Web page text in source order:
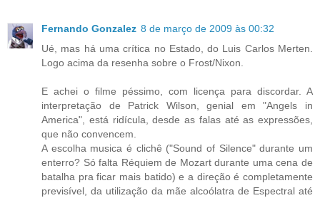
Fernando Gonzalez 8 de março de 2009 às 00:32
Ué, mas há uma crítica no Estado, do Luis Carlos Merten.
Logo acima da resenha sobre o Frost/Nixon.
E achei o filme péssimo, com licença para discordar. A
interpretação de Patrick Wilson, genial em "Angels in
America", está ridícula, desde as falas até as expressões,
que não convencem.
A escolha musica é clichê ("Sound of Silence" durante um
enterro? Só falta Réquiem de Mozart durante uma cena de
batalha pra ficar mais batido) e a direção é completamente
previsível, da utilização da mãe alcoólatra de Espectral até